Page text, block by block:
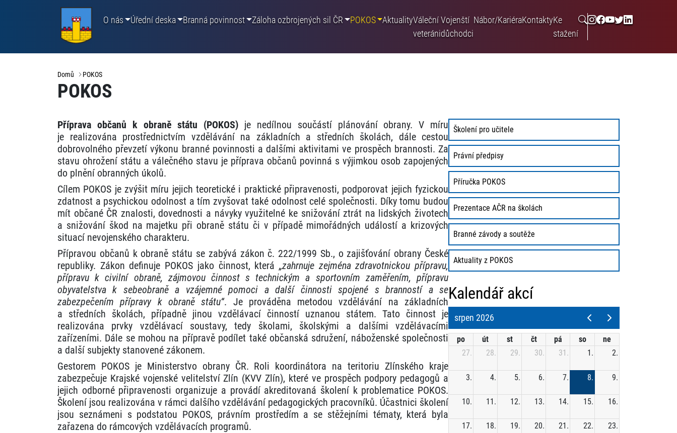
O nás Úřední deska Branná povinnost Záloha ozbrojených sil ČR POKOS AktualityVáleční
veteráni
Vojenští
důchodci
Nábor/KariéraKontaktyKe
stažení
Domů POKOS
POKOS
Příprava občanů k obraně státu (POKOS) je nedílnou součástí plánování obrany. V míru
je realizována prostřednictvím vzdělávání na základních a středních školách, dále cestou
dobrovolného převzetí výkonu branné povinnosti a dalšími aktivitami ve prospěch brannosti. Za
stavu ohrožení státu a válečného stavu je příprava občanů povinná s výjimkou osob zapojených
do plnění obranných úkolů.
Cílem POKOS je zvýšit míru jejich teoretické i praktické připravenosti, podporovat jejich fyzickou
zdatnost a psychickou odolnost a tím zvyšovat také odolnost celé společnosti. Díky tomu budou
mít občané ČR znalosti, dovednosti a návyky využitelné ke snižování ztrát na lidských životech
a snižování škod na majetku při obraně státu či v případě mimořádných událostí a krizových
situací nevojenského charakteru.
Přípravou občanů k obraně státu se zabývá zákon č. 222/1999 Sb., o zajišťování obrany České
republiky. Zákon definuje POKOS jako činnost, která „zahrnuje zejména zdravotnickou přípravu,
přípravu k civilní obraně, zájmovou činnost s technickým a sportovním zaměřením, přípravu
obyvatelstva k sebeobraně a vzájemné pomoci a další činnosti spojené s branností a se
zabezpečením přípravy k obraně státu“. Je prováděna metodou vzdělávání na základních
a středních školách, případně jinou vzdělávací činností uznanou státem. Tato činnost je
realizována prvky vzdělávací soustavy, tedy školami, školskými a dalšími vzdělávacími
zařízeními. Dále se mohou na přípravě podílet také občanská sdružení, náboženské společnosti
a další subjekty stanovené zákonem.
Gestorem POKOS je Ministerstvo obrany ČR. Roli koordinátora na teritoriu Zlínského kraje
zabezpečuje Krajské vojenské velitelství Zlín (KVV Zlín), které ve prospěch podpory pedagogů a
jejich odborné připravenosti organizuje a provádí akreditovaná školení k problematice POKOS.
Školení jsou realizována v rámci dalšího vzdělávání pedagogických pracovníků. Účastnici školení
jsou seznámeni s podstatou POKOS, právním prostředím a se stěžejními tématy, která byla
zařazena do rámcových vzdělávacích programů.
Školení pro učitele
Právní předpisy
Příručka POKOS
Prezentace AČR na školách
Branné závody a soutěže
Aktuality z POKOS
Kalendář akcí
srpen 2026
po út st čt pá so
ne
27.
28. 29. 30. 31. 1. 2.
3. 4. 5. 6. 7. 8. 9.
10. 11. 12. 13. 14. 15. 16.
17. 18. 19. 20. 21. 22. 23.